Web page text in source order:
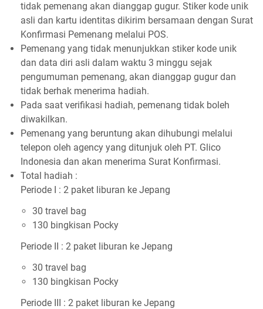
tidak pemenang akan dianggap gugur. Stiker kode unik
asli dan kartu identitas dikirim bersamaan dengan Surat
Konfirmasi Pemenang melalui POS.
Pemenang yang tidak menunjukkan stiker kode unik
dan data diri asli dalam waktu 3 minggu sejak
pengumuman pemenang, akan dianggap gugur dan
tidak berhak menerima hadiah.
Pada saat verifikasi hadiah, pemenang tidak boleh
diwakilkan.
Pemenang yang beruntung akan dihubungi melalui
telepon oleh agency yang ditunjuk oleh PT. Glico
Indonesia dan akan menerima Surat Konfirmasi.
Total hadiah :
Periode I : 2 paket liburan ke Jepang
30 travel bag
130 bingkisan Pocky
Periode II : 2 paket liburan ke Jepang
30 travel bag
130 bingkisan Pocky
Periode III : 2 paket liburan ke Jepang